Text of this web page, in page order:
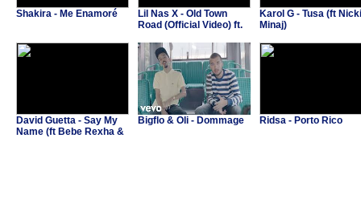
Shakira - Me Enamoré
Lil Nas X - Old Town
Road (Official Video) ft.
Karol G - Tusa (ft Nicki
Minaj)
David Guetta - Say My
Name (ft Bebe Rexha &
Bigflo & Oli - Dommage Ridsa - Porto Rico